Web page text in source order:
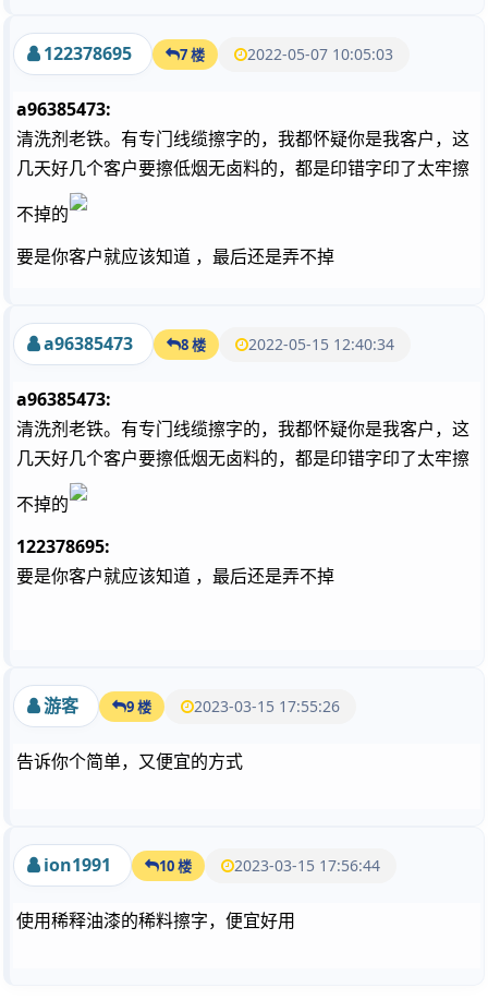
122378695 7 楼 2022-05-07 10:05:03
a96385473:
清洗剂老铁。有专门线缆擦字的，我都怀疑你是我客户，这
几天好几个客户要擦低烟无卤料的，都是印错字印了太牢擦
不掉的
要是你客户就应该知道 ，最后还是弄不掉
a96385473 8 楼 2022-05-15 12:40:34
a96385473:
清洗剂老铁。有专门线缆擦字的，我都怀疑你是我客户，这
几天好几个客户要擦低烟无卤料的，都是印错字印了太牢擦
不掉的
122378695:
要是你客户就应该知道 ，最后还是弄不掉
游客 9 楼 2023-03-15 17:55:26
告诉你个简单，又便宜的方式
ion1991 10 楼 2023-03-15 17:56:44
使用稀释油漆的稀料擦字，便宜好用